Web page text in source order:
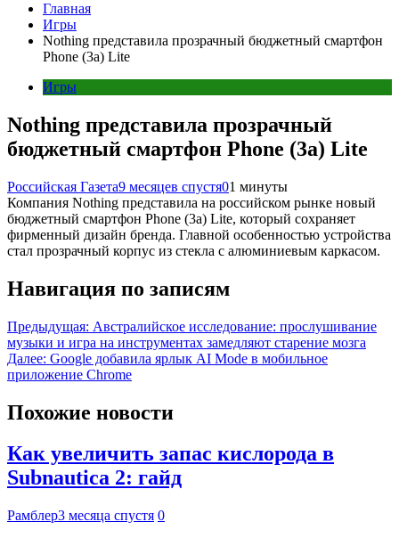
Главная
Игры
Nothing представила прозрачный бюджетный смартфон
Phone (3a) Lite
Игры
Nothing представила прозрачный
бюджетный смартфон Phone (3a) Lite
Российская Газета9 месяцев спустя01 минуты
Компания Nothing представила на российском рынке новый
бюджетный смартфон Phone (3a) Lite, который сохраняет
фирменный дизайн бренда. Главной особенностью устройства
стал прозрачный корпус из стекла с алюминиевым каркасом.
Навигация по записям
Предыдущая: Австралийское исследование: прослушивание
музыки и игра на инструментах замедляют старение мозга
Далее: Google добавила ярлык AI Mode в мобильное
приложение Chrome
Похожие новости
Как увеличить запас кислорода в
Subnautica 2: гайд
Рамблер3 месяца спустя 0